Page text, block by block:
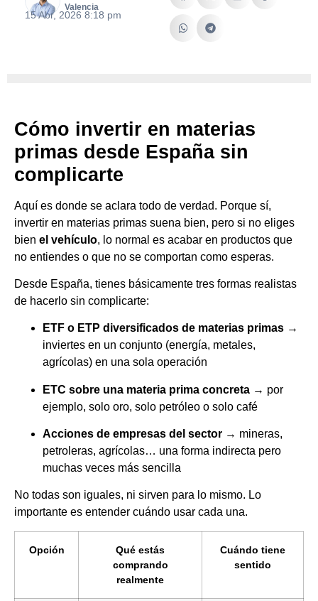
Valencia
15 Abr, 2026 8:18 pm
Cómo invertir en materias
primas desde España sin
complicarte
Aquí es donde se aclara todo de verdad. Porque sí,
invertir en materias primas suena bien, pero si no eliges
bien el vehículo, lo normal es acabar en productos que
no entiendes o que no se comportan como esperas.
Desde España, tienes básicamente tres formas realistas
de hacerlo sin complicarte:
ETF o ETP diversificados de materias primas →
inviertes en un conjunto (energía, metales,
agrícolas) en una sola operación
ETC sobre una materia prima concreta → por
ejemplo, solo oro, solo petróleo o solo café
Acciones de empresas del sector → mineras,
petroleras, agrícolas… una forma indirecta pero
muchas veces más sencilla
No todas son iguales, ni sirven para lo mismo. Lo
importante es entender cuándo usar cada una.
Opción
Qué estás
comprando
realmente
Cuándo tiene
sentido